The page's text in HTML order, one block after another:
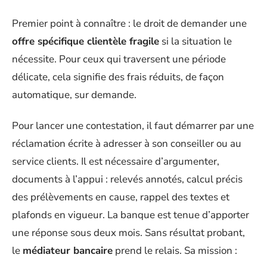
Premier point à connaître : le droit de demander une
offre spécifique clientèle fragile si la situation le
nécessite. Pour ceux qui traversent une période
délicate, cela signifie des frais réduits, de façon
automatique, sur demande.
Pour lancer une contestation, il faut démarrer par une
réclamation écrite à adresser à son conseiller ou au
service clients. Il est nécessaire d’argumenter,
documents à l’appui : relevés annotés, calcul précis
des prélèvements en cause, rappel des textes et
plafonds en vigueur. La banque est tenue d’apporter
une réponse sous deux mois. Sans résultat probant,
le médiateur bancaire prend le relais. Sa mission :